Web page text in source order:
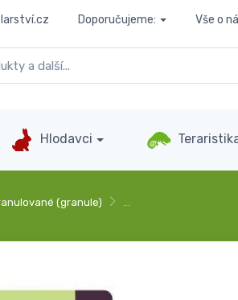
Doporučujeme: Vše o
Hlodavci
(granule) …